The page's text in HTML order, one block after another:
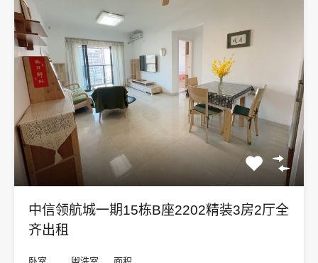
中信领航城一期15栋B座2202精装3房2厅全
齐出租
卧室
盥洗室
面积